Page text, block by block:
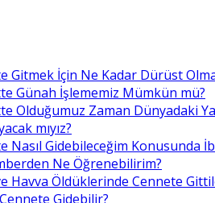
Gitmek İçin Ne Kadar Dürüst
Günah İşlememiz Mümkün mü?
Olduğumuz Zaman Dünyadaki
mıyız?
Nasıl Gidebileceğim Konusunda
Ne Öğrenebilirim?
Havva Öldüklerinde Cennete
Gidebilir?